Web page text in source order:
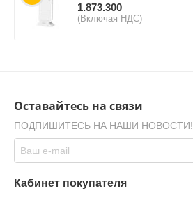
1.873.300
(Включая НДС)
Оставайтесь на связи
ПОДПИШИТЕСЬ НА НАШИ НОВОСТИ!
Кабинет покупателя